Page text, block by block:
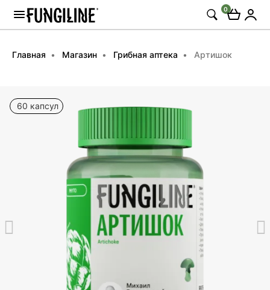
0
Главная Магазин Грибная аптека Артишок
60 капсул